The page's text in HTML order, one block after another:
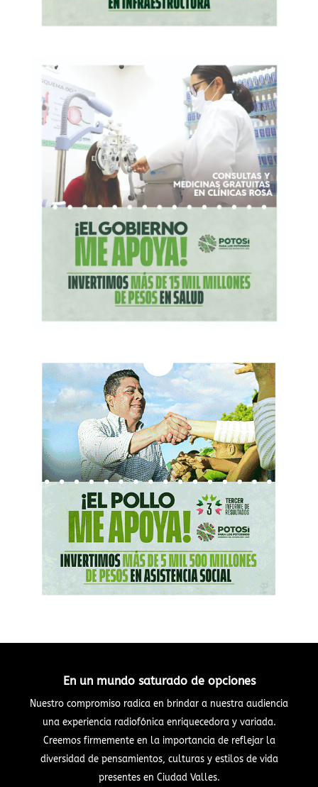
En un mundo saturado de opciones
Nuestro compromiso radica en brindar a nuestra audiencia
una experiencia radiofónica enriquecedora y variada.
Creemos firmemente en la importancia de reflejar la
diversidad de pensamientos, culturas y estilos de vida
presentes en Ciudad Valles.